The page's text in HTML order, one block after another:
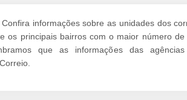
Confira informações sobre as unidades dos
os principais bairros com o maior número de
que as informações das agências